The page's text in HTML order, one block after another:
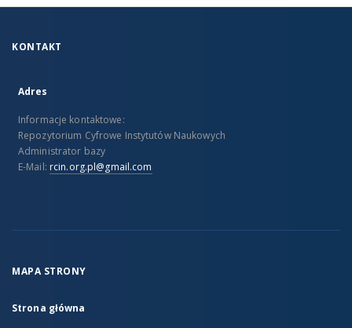
KONTAKT
Adres
Informacje kontaktowe:
Repozytorium Cyfrowe Instytutów Naukowych
Administrator bazy
E-Mail: rcin.org.pl@gmail.com
MAPA STRONY
Strona główna